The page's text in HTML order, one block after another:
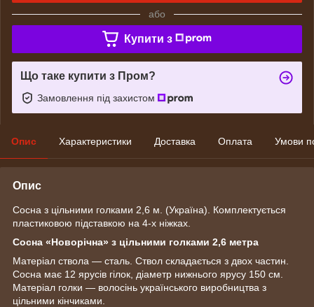
або
Купити з
Що таке купити з Пром?
Замовлення під захистом
Опис Характеристики Доставка Оплата Умови
Опис
Сосна з цільними голками 2,6 м. (Україна). Комплектується
пластиковою підставкою на 4-х ніжках.
Сосна «Новорічна» з цільними голками 2,6 метра
Матеріал ствола — сталь. Ствол складається з двох частин.
Сосна має 12 ярусів гілок, діаметр нижнього ярусу 150 см.
Матеріал голки — волосінь українського виробництва з
цільними кінчиками.